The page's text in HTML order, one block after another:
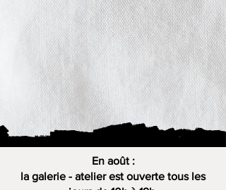
En août :
la galerie - atelier est ouverte tous les